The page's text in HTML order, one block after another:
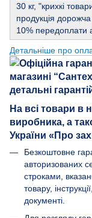
30 кг, "крихкі
продукція
10% передоплати
Детальніше про
На всі товари в
виробника, а
України «Про
Безкоштовне
авторизованих
строками,
товару,
документі.